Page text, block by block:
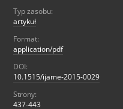
Typ zasobu:
artykuł
Format:
application/pdf
DOI:
10.1515/ijame-2015-0029
Strony:
437-443